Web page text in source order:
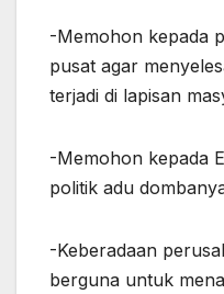
-Memohon kepada
pusat agar
terjadi di lapisan
-Memohon kepada
politik adu
-Keberadaan
berguna untuk